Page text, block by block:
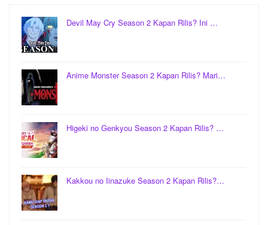
Devil May Cry Season 2 Kapan Rilis? Ini …
Anime Monster Season 2 Kapan Rilis? Mari…
Higeki no Genkyou Season 2 Kapan Rilis? …
Kakkou no Iinazuke Season 2 Kapan Rilis?…